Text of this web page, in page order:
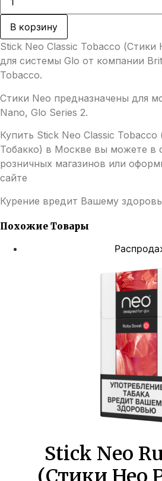
товара
Stick
Neo
Classic
Tobacco
(Стики
Нео
Классик
Тобакко)
В корзину
Stick Neo Classic Tobacco (Стики
для системы Glo от компании
Tobacco.
Стики Neo предназначены для
Nano, Glo Series 2.
Купить Stick Neo Classic
Тобакко) в Москве вы можете в
розничных магазинов или
сайте
Курение вредит Вашему
Похожие Товары
Stick Neo
(Стики Нео